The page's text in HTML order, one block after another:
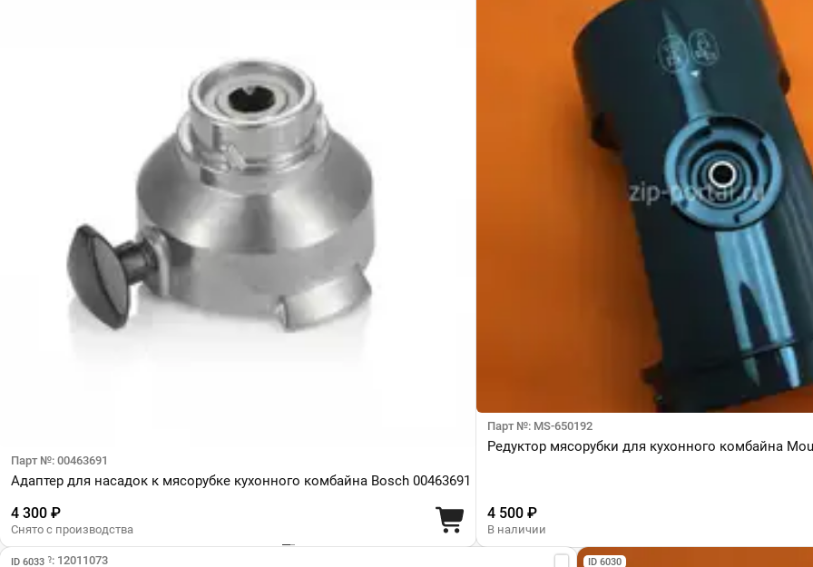
Парт №: 00463691
Адаптер для насадок к мясорубке кухонного комбайна Bosch 00463691
4 300 ₽
Снято с производства
Парт №: MS-650192
Редуктор мясорубки для кухонного комбайна
4 500 ₽
В наличии
ID 6033
Парт №: 12011073 ID 6030